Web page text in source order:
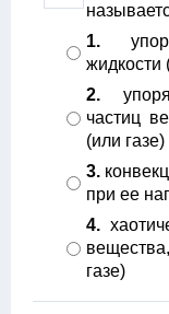
1.
жидкости
2.
частиц
(или газе)
3.
при ее
4.
газе)